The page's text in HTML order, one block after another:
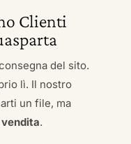
Clienti
del sito.
lì. Il nostro
un file, ma
.